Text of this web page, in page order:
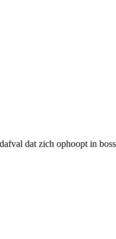
dat zich ophoopt in